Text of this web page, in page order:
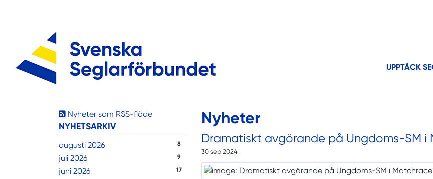
UPPTÄCK
Nyheter som RSS-flöde
NYHETSARKIV
augusti 2026 8
juli 2026 9
juni 2026 17
Nyheter
Dramatiskt avgörande på Ungdoms-SM i
30 sep 2024